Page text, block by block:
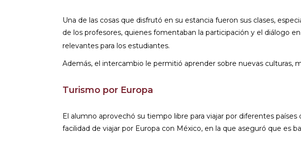
Una de las cosas que disfrutó en su estancia fueron sus clases,
de los profesores, quienes fomentaban la participación y el diálogo
relevantes para los estudiantes.
Además, el intercambio le permitió aprender sobre nuevas culturas,
Turismo por Europa
El alumno aprovechó su tiempo libre para viajar por diferentes
facilidad de viajar por Europa con México, en la que aseguró que es